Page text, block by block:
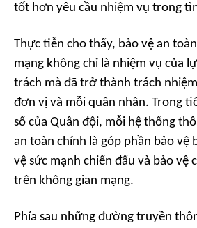
tốt hơn yêu cầu nhiệm vụ trong
Thực tiễn cho thấy, bảo vệ an
mạng không chỉ là nhiệm vụ của
trách mà đã trở thành trách
đơn vị và mỗi quân nhân. Trong
số của Quân đội, mỗi hệ thống
an toàn chính là góp phần bảo vệ
vệ sức mạnh chiến đấu và bảo vệ
trên không gian mạng.
Phía sau những đường truyền